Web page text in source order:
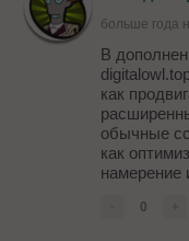
больше года
В
как
обычные
как
намерение
0